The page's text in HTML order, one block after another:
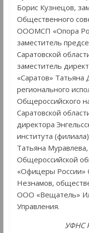
Борис Кузнецов,
Общественного
ОООМСП «Опора
заместитель
Саратовской
заместитель
«Саратов» Татьяна
регионального
Общероссийского
Саратовской
директора
института
Татьяна
Общероссийской
«Офицеры России»
Незнамов,
ООО «Вещатель»
Управления.
УФНС